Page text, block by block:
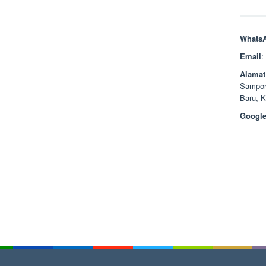
Email:
Alamat
Baru,